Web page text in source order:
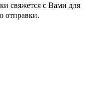
свяжется с Вами для
отправки.